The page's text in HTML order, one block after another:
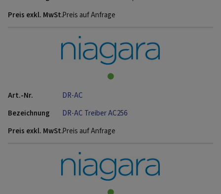
Preis auf Anfrage
DR-AC
DR-AC Treiber AC256
Preis auf Anfrage